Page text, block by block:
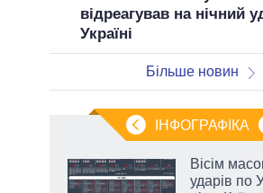
відреагував на нічний
Україні
Більше новин
ІНФОГРАФІКА
Вісім
ударів по